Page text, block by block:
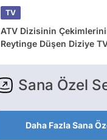
TV
ATV Dizisinin
Reytinge Düşen Diziye
Sana Özel
Daha Fazla Sana